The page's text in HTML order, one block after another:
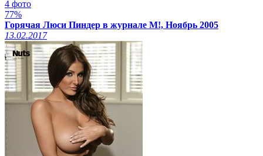
4 фото
77%
Горячая Люси Пиндер в журнале M!, Ноябрь 2005
13.02.2017